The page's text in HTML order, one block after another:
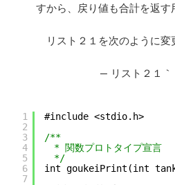
すから、戻り値も合計を返す
リスト２１を次のように変
— リスト２１｀
1
2
3
4
5
6
7
#include <stdio.h>
/**
* 関数プロトタイプ宣言
*/
int goukeiPrint(int